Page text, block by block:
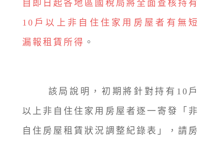
自即日起各地區國稅局將全面查核持有
10戶以上非自住住家用房屋者有無短
漏報租賃所得 。
該局說明，初期將針對持有10戶
以上非自住住家用房屋者逐一寄發「非
自住房屋租賃狀況調整紀錄表」，請房